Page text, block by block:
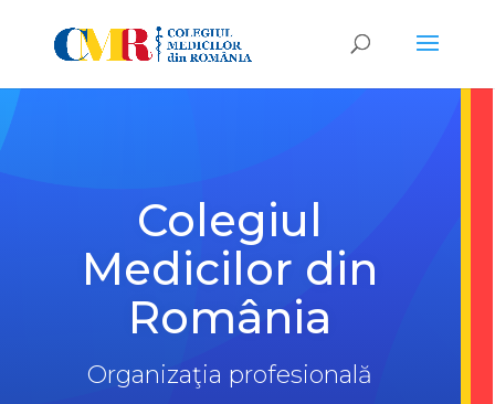
Colegiul
Medicilor din
România
Organizaţia profesională